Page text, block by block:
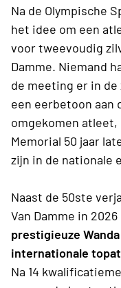
Na de Olympische
het idee om een
voor tweevoudig
Damme. Niemand
de meeting er in de
een eerbetoon aan
omgekomen atleet,
Memorial 50 jaar
zijn in de nationale
Naast de 50ste
Van Damme in 2026
prestigieuze
internationale
Na 14